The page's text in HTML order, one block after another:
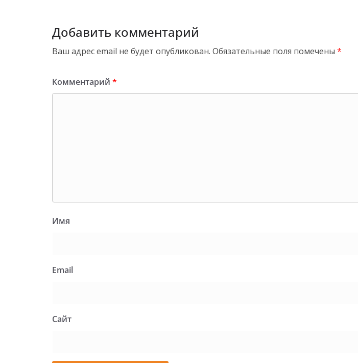
Добавить комментарий
Ваш адрес email не будет опубликован. Обязательные поля помечены *
Комментарий *
Имя
Email
Сайт